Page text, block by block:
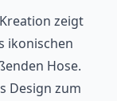
zeigt
ikonischen
Hose.
Design zum